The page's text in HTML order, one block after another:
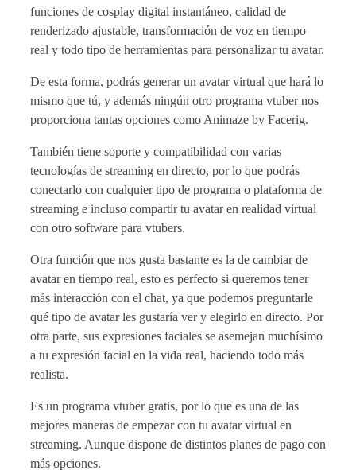
funciones de cosplay digital instantáneo, calidad de
renderizado ajustable, transformación de voz en tiempo
real y todo tipo de herramientas para personalizar tu avatar.
De esta forma, podrás generar un avatar virtual que hará lo
mismo que tú, y además ningún otro programa vtuber nos
proporciona tantas opciones como Animaze by Facerig.
También tiene soporte y compatibilidad con varias
tecnologías de streaming en directo, por lo que podrás
conectarlo con cualquier tipo de programa o plataforma de
streaming e incluso compartir tu avatar en realidad virtual
con otro software para vtubers.
Otra función que nos gusta bastante es la de cambiar de
avatar en tiempo real, esto es perfecto si queremos tener
más interacción con el chat, ya que podemos preguntarle
qué tipo de avatar les gustaría ver y elegirlo en directo. Por
otra parte, sus expresiones faciales se asemejan muchísimo
a tu expresión facial en la vida real, haciendo todo más
realista.
Es un programa vtuber gratis, por lo que es una de las
mejores maneras de empezar con tu avatar virtual en
streaming. Aunque dispone de distintos planes de pago con
más opciones.